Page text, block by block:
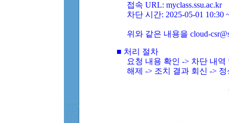
접속 URL: myclass.ssu.ac.kr
차단 시간: 2025-05-01 10:30
위와 같은 내용을 cloud-
■ 처리 절차
요청 내용 확인 -> 차단 내
해제 -> 조치 결과 회신 ->